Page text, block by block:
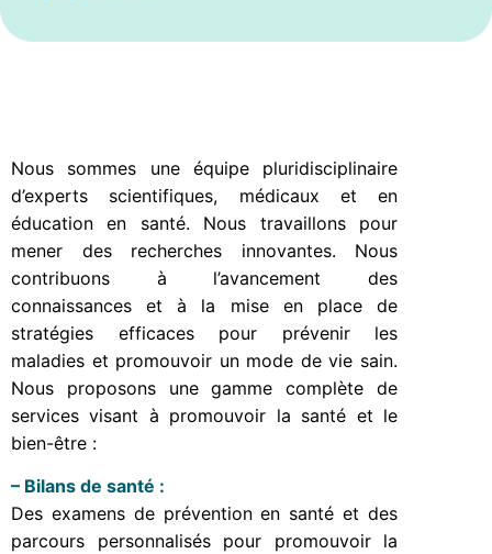
Nous sommes une équipe pluridisciplinaire
d’experts scientifiques, médicaux et en
éducation en santé. Nous travaillons pour
mener des recherches innovantes. Nous
contribuons à l’avancement des
connaissances et à la mise en place de
stratégies efficaces pour prévenir les
maladies et promouvoir un mode de vie sain.
Nous proposons une gamme complète de
services visant à promouvoir la santé et le
bien-être :
– Bilans de santé :
Des examens de prévention en santé et des
parcours personnalisés pour promouvoir la